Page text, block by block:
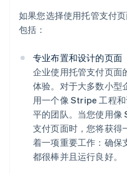
如果您选择使用托管支付
包括：
专业布置和设计的页面
企业使用托管支付页面
体验。对于大多数小型
用一个像 Stripe 工程
平的团队。当您使用
支付页面时，您将获得
着一项重要工作：确保
都很棒并且运行良好。